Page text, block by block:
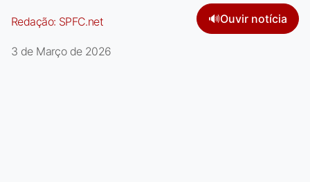
Redação: SPFC.net 🔊Ouvir notícia
3 de Março de 2026